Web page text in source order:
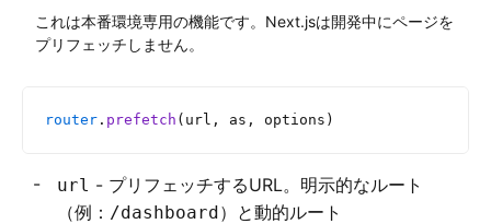
これは本番環境専用の機能です。Next.jsは開発中にページを
プリフェッチしません。
router . prefetch (url, as, options)
url - プリフェッチするURL。明示的なルート
（例： /dashboard）と動的ルート